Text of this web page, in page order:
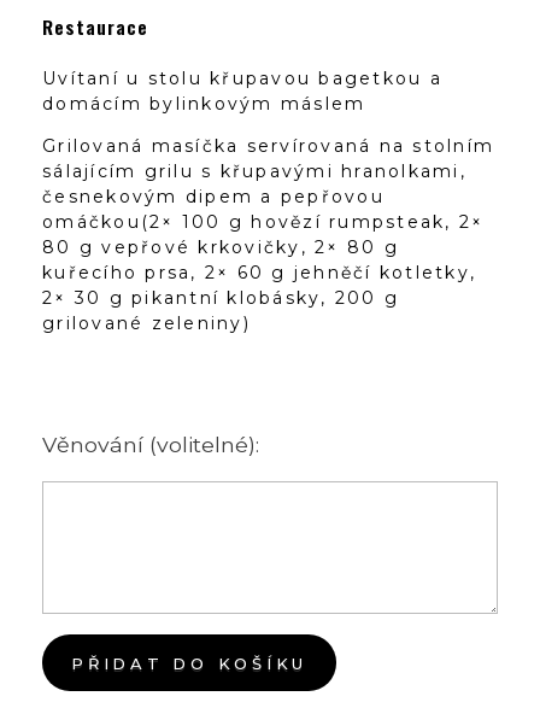
Restaurace
Uvítaní u stolu křupavou bagetkou a
domácím bylinkovým máslem
Grilovaná masíčka servírovaná na stolním
sálajícím grilu s křupavými hranolkami,
česnekovým dipem a pepřovou
omáčkou(2× 100 g hovězí rumpsteak, 2×
80 g vepřové krkovičky, 2× 80 g
kuřecího prsa, 2× 60 g jehněčí kotletky,
2× 30 g pikantní klobásky, 200 g
grilované zeleniny)
Věnování (volitelné):
PŘIDAT DO KOŠÍKU